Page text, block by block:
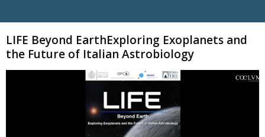
LIFE Beyond EarthExploring Exoplanets and
the Future of Italian Astrobiology